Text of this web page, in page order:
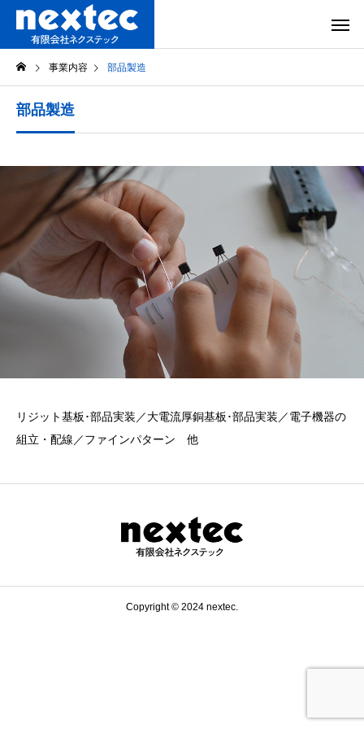
事業内容 部品製造
部品製造
リジット基板･部品実装／大電流厚銅基板･部品実装／電子機器の
組立・配線／ファインパターン 他
Copyright © 2024 nextec.